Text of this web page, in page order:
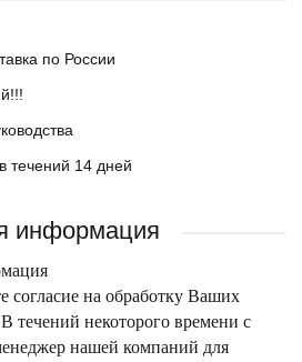
по России
течений 14 дней
информация
согласие на обработку Ваших
течений некоторого времени с
нашей компаний для